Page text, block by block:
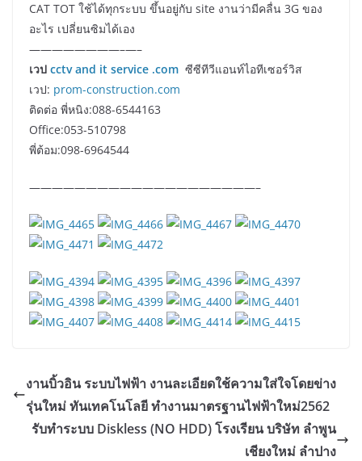
CAT TOT ใช้ได้ทุกระบบ ขึ้นอยู่กับ site งานว่ามีคลื่น 3G ของ
อะไร เปลี่ยนซิมได้เอง
————————–—–
เวป cctv and it service .com ซีซีทีวีแอนท์ไอทีเซอร์วิส
เวป: prom-construction.com
ติดต่อ พี่หนิง:088-6544163
Office:053-510798
พี่ต้อม:098-6964544
————————————————————–
งานบิ้วอิน ระบบไฟฟ้า งานละเอียดใช้ความใส่ใจโดยข่าง
รุ่นใหม่ ทันเทคโนโลยี ทำงานมาตรฐานไฟฟ้าใหม่2562
รับทำระบบ Diskless (NO HDD) โรงเรียน บริษัท ลำพูน
เชียงใหม่ ลำปาง